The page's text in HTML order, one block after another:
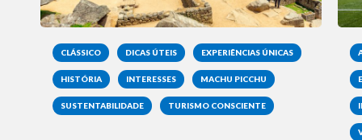
CLÁSSICO DICAS ÚTEIS EXPERIÊNCIAS ÚNICAS
HISTÓRIA INTERESSES MACHU PICCHU
SUSTENTABILIDADE TURISMO CONSCIENTE